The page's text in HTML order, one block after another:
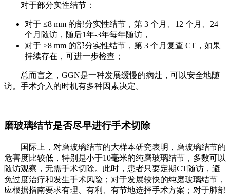
对于部分实性结节：
对于 ≤8 mm 的部分实性结节，第 3 个月、12 个月、24
个月随访，随后1年-3年每年随访，
对于 >8 mm 的部分实性结节，第 3 个月复查 CT，如果
持续存在，可进一步检查；
总而言之，GGN是一种发展缓慢的病灶，可以安全地随
访。手术介入的时机有多种因素决定。
磨玻璃结节是否尽早进行手术切除
国际上，对磨玻璃结节的大样本研究表明，磨玻璃结节的
危害度比较低，特别是小于10毫米的纯磨玻璃结节，多数可以
随访观察，无需手术切除。此时，患者只要定期CT随访，避
免过度治疗和发生手术风险；对于发展较快的纯磨玻璃结节，
应根据指南要求有理、有利、有节地选择手术方案；对于肺部